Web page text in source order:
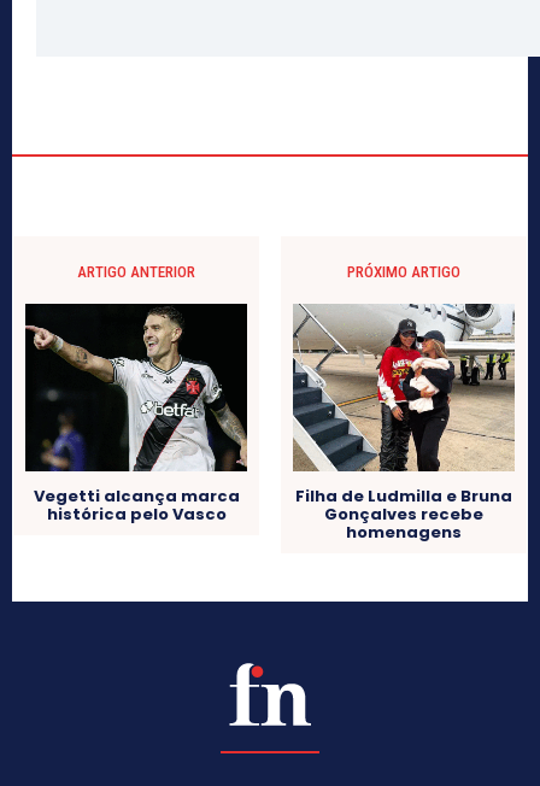
ARTIGO ANTERIOR
Vegetti alcança marca
histórica pelo Vasco
PRÓXIMO ARTIGO
Filha de Ludmilla e Bruna
Gonçalves recebe
homenagens